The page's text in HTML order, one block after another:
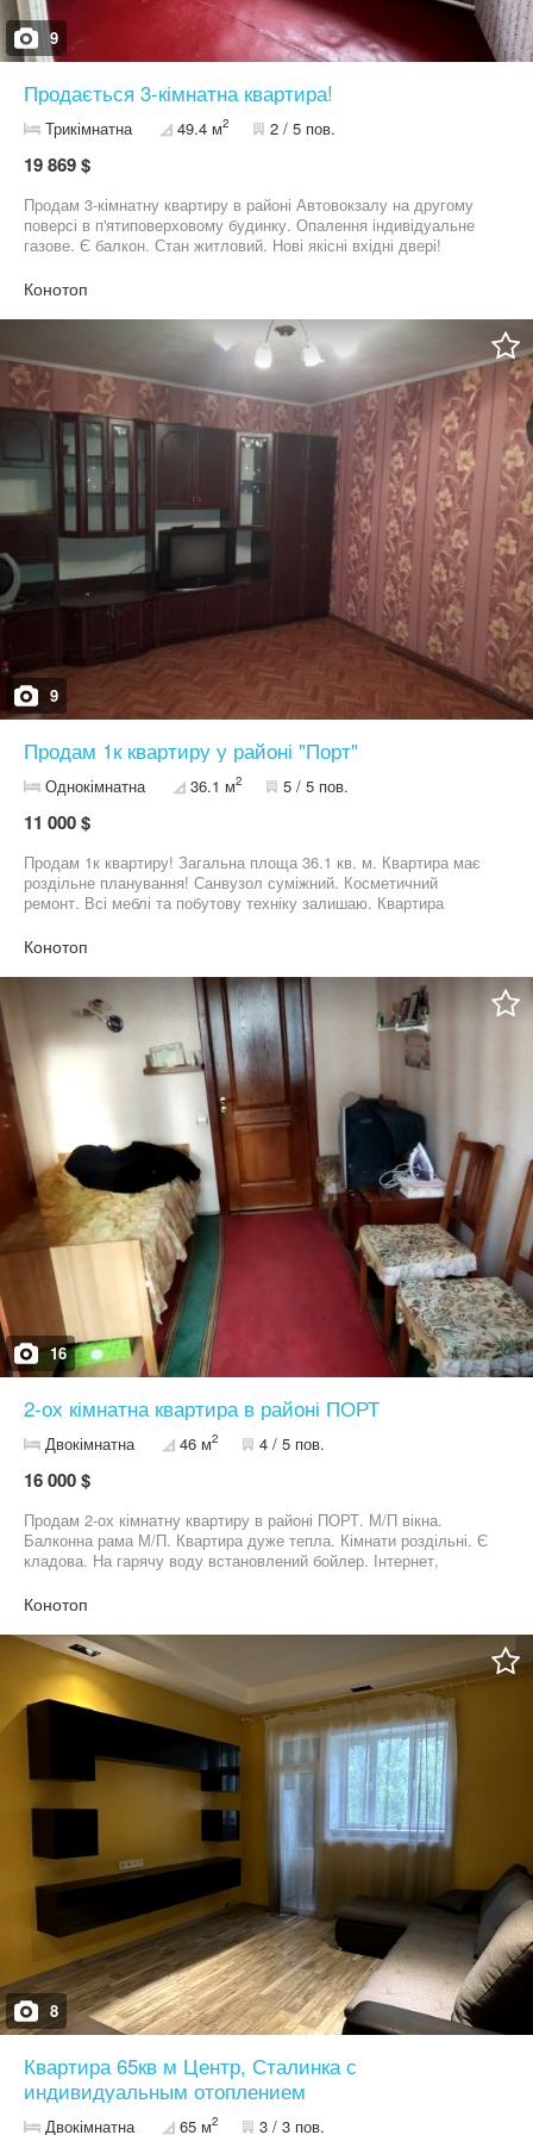
9
Продається 3-кімнатна квартира!
Трикімнатна 49.4 м2 2 / 5 пов.
19 869 $
Продам 3-кімнатну квартиру в районі Автовокзалу на другому
поверсі в п'ятиповерховому будинку. Опалення індивідуальне
газове. Є балкон. Стан житловий. Нові якісні вхідні двері!
номером : +38***********94
Конотоп
9
Продам 1к квартиру у районі "Порт"
Однокімнатна 36.1 м2 5 / 5 пов.
11 000 $
Продам 1к квартиру! Загальна площа 36.1 кв. м. Квартира має
роздільне планування! Санвузол суміжний. Косметичний
ремонт. Всі меблі та побутову техніку залишаю. Квартира
Конотоп
16
2-ох кімнатна квартира в районі ПОРТ
Двокімнатна 46 м2 4 / 5 пов.
16 000 $
Продам 2-ох кімнатну квартиру в районі ПОРТ. М/П вікна.
Балконна рама М/П. Квартира дуже тепла. Кімнати роздільні. Є
кладова. На гарячу воду встановлений бойлер. Інтернет,
квартира, готова для проживання. Реальному покупцю - торг.
Конотоп
8
Квартира 65кв м Центр, Сталинка с
индивидуальным отоплением
Двокімнатна 65 м2 3 / 3 пов.